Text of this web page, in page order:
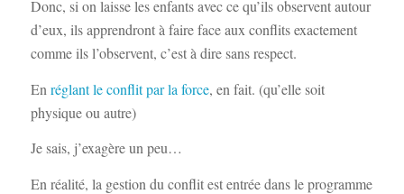
Donc, si on laisse les enfants avec ce qu’ils observent autour
d’eux, ils apprendront à faire face aux conflits exactement
comme ils l’observent, c’est à dire sans respect.
En réglant le conflit par la force, en fait. (qu’elle soit
physique ou autre)
Je sais, j’exagère un peu…
En réalité, la gestion du conflit est entrée dans le programme